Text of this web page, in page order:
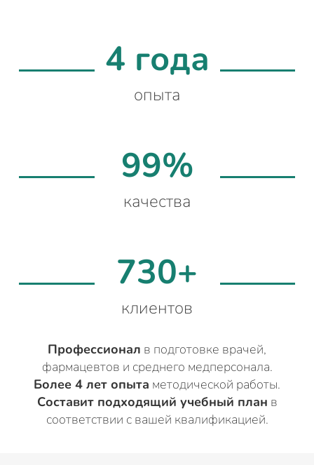
4 года
опыта
99%
качества
730+
клиентов
Профессионал в подготовке врачей,
фармацевтов и среднего медперсонала.
Более 4 лет опыта методической работы.
Составит подходящий учебный план в
соответствии с вашей квалификацией.